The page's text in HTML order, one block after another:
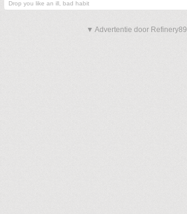
Drop you like an ill, bad habit
▼ Advertentie door Refinery89